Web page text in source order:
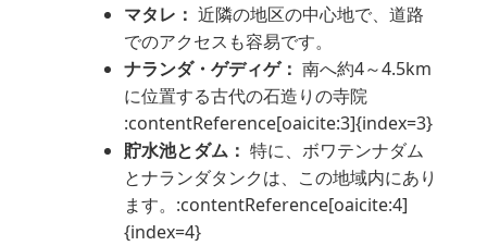
マタレ： 近隣の地区の中心地で、道路
でのアクセスも容易です。
ナランダ・ゲディゲ： 南へ約4～4.5km
に位置する古代の石造りの寺院
:contentReference[oaicite:3]{index=3}
貯水池とダム： 特に、ボワテンナダム
とナランダタンクは、この地域内にあり
ます。:contentReference[oaicite:4]
{index=4}